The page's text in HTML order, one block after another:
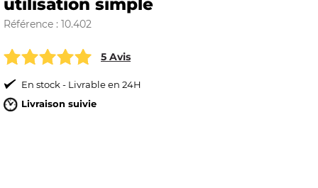
utilisation simple
Référence : 10.402
5 Avis
En stock - Livrable en 24H
Livraison suivie